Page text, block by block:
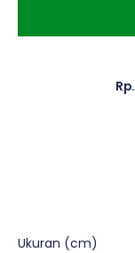
Rp.
Ukuran (cm)